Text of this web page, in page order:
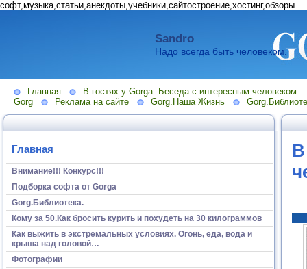
софт,музыка,статьи,анекдоты,учебники,сайтостроение,хостинг,обзоры
Sandro
Надо всегда быть человеком.
Главная
В гостях у Gorga. Беседа с интересным человеком.
Gorg
Реклама на сайте Gorg.Наша Жизнь
Главная
Внимание!!! Конкурс!!!
Подборка софта от Gorga
Gorg.Библиотека.
Кому за 50.Как бросить курить и похудеть на 30 килограммов
Как выжить в экстремальных условиях. Огонь, еда, вода и
крыша над головой…
Фотографии
В